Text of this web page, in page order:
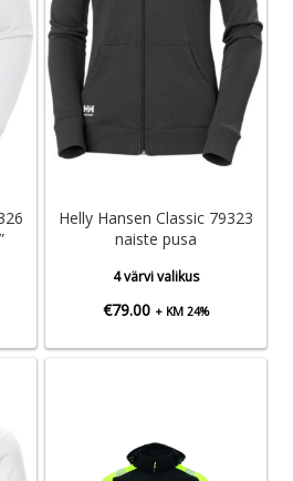
Helly Hansen Classic 79323
naiste pusa
4 värvi valikus
€79.00 + KM 24%